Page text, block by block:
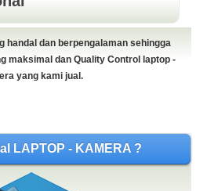
handal dan berpengalaman sehingga
maksimal dan Quality Control laptop -
yang kami jual.
LAPTOP - KAMERA ?